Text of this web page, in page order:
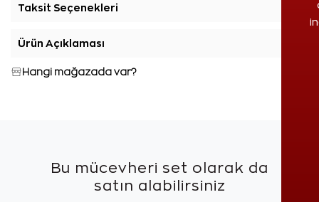
Taksit Seçenekleri
Ürün Açıklaması
Hangi mağazada var?
Bu mücevheri set olarak da
satın alabilirsiniz